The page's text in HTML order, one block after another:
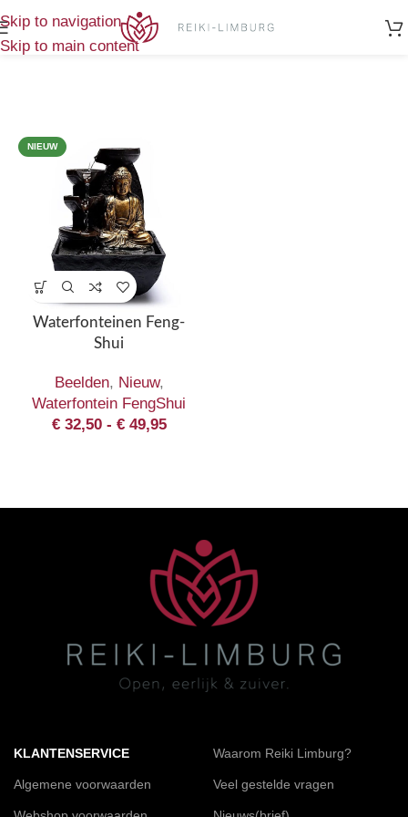
Skip to navigation
Skip to main content
Waterfontein FengShui
NIEUW
Waterfonteinen Feng-
Shui
Beelden, Nieuw,
Waterfontein FengShui
€32,50 - €49,95
KLANTENSERVICE
Algemene voorwaarden
Waarom Reiki Limburg?
Veel gestelde vragen